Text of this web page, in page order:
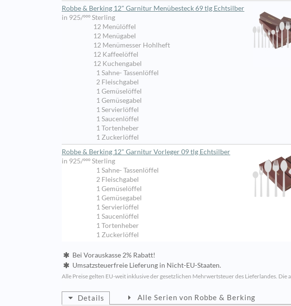
Robbe & Berking 12" Garnitur Menübesteck 69 tlg Echtsilber
in 925/ººº Sterling
12 Menülöffel
12 Menügabel
12 Menümesser Hohlheft
12 Kaffeelöffel
12 Kuchengabel
1 Sahne- Tassenlöffel
2 Fleischgabel
1 Gemüselöffel
1 Gemüsegabel
1 Servierlöffel
1 Saucenlöffel
1 Tortenheber
1 Zuckerlöffel
Robbe & Berking 12" Garnitur Vorleger 09 tlg Echtsilber
in 925/ººº Sterling
1 Sahne- Tassenlöffel
2 Fleischgabel
1 Gemüselöffel
1 Gemüsegabel
1 Servierlöffel
1 Saucenlöffel
1 Tortenheber
1 Zuckerlöffel
Bei Vorauskasse 2% Rabatt!
Umsatzsteuerfreie Lieferung in Nicht-EU-Staaten.
Alle Preise gelten EU-weit inklusive der gesetzlichen Mehrwertsteuer des Lieferlandes.
Details Alle Serien von Robbe & Berking